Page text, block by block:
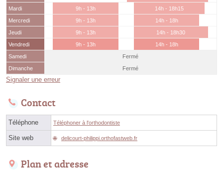
Mardi
9h - 13h
14h - 18h15
Mercredi
9h - 13h
14h - 18h
Jeudi
9h - 13h
14h - 18h30
Vendredi
9h - 13h
14h - 18h
Samedi
Fermé
Dimanche
Fermé
Signaler une erreur
Contact
Téléphone Téléphoner à l'orthodontiste
Site web delicourt-philippi.orthofastweb.fr
Plan et adresse